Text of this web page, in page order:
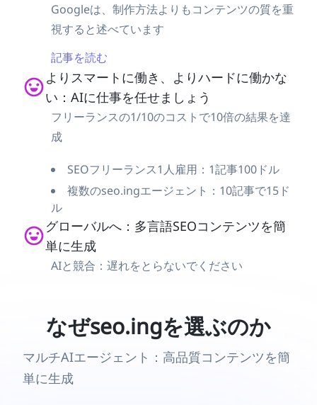
Googleは、制作方法よりもコンテンツの質を重
視すると述べています
記事を読む
よりスマートに働き、よりハードに働かな
い：AIに仕事を任せましょう
フリーランスの1/10のコストで10倍の結果を達
成
SEOフリーランス1人雇用：1記事100ドル
複数のseo.ingエージェント：10記事で15ド
ル
グローバルへ：多言語SEOコンテンツを簡
単に生成
AIと競合：遅れをとらないでください
なぜseo.ingを選ぶのか
マルチAIエージェント：高品質コンテンツを簡
単に生成